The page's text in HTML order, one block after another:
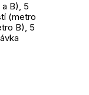
B), 5
(metro
B), 5